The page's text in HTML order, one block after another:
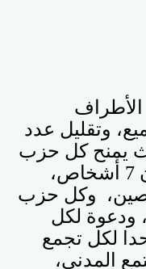
وتقليل عدد
يمنح كل حزب
سياسي ممثل في البرلمان 7 أشخاص،
وكل حزب
ودعوة لكل
لكل تجمع
المدني،